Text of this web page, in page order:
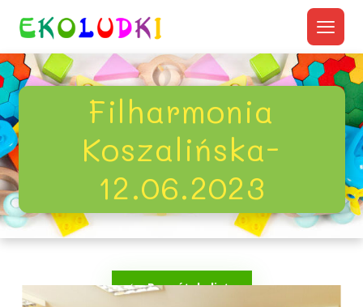
Filharmonia
Koszalińska-
12.06.2023
Powrót do listy